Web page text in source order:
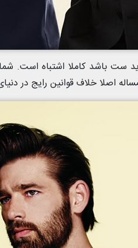
ست باشد کاملا اشتباه است.
اصلا خلاف قوانین رایج در